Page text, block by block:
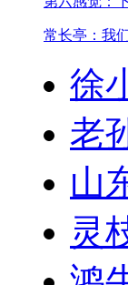
常长亭：我
徐
老
山
灵